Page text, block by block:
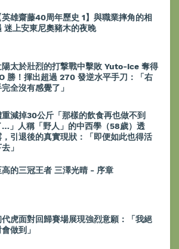
英雄齋藤40周年歷史 1】與職業摔角的相
迷上安東尼奧豬木的夜晚
陽太於壯烈的打撃戰中擊敗 Yuto-Ice 奪得
勝！揮出超過 270 發逆水平手刀：「右
全沒有感覺了」
重減掉30公斤「那樣的飲食再也做不到
…」人稱「野人」的中西學（58歲）透
，引退後的真實現狀：「即便如此也得活
」
高的三冠王者 三澤光晴 - 序章
代虎面對回歸賽場展現強烈意願：「我絕
做到」